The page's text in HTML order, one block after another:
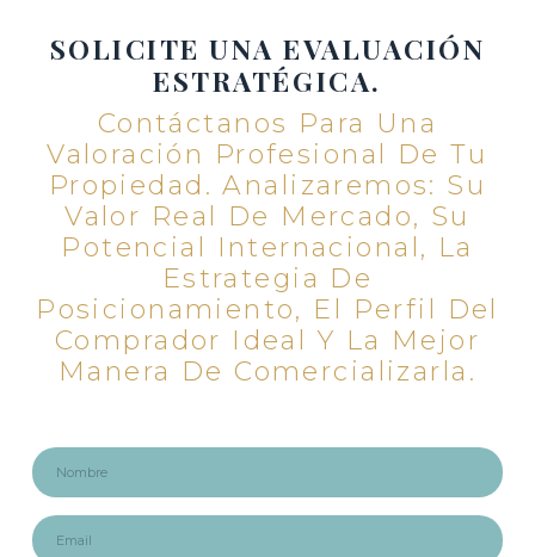
SOLICITE UNA EVALUACIÓN
ESTRATÉGICA.
Contáctanos Para Una
Valoración Profesional De Tu
Propiedad. Analizaremos: Su
Valor Real De Mercado, Su
Potencial Internacional, La
Estrategia De
Posicionamiento, El Perfil Del
Comprador Ideal Y La Mejor
Manera De Comercializarla.